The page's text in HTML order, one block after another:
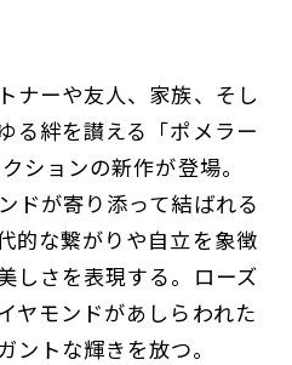
ナーや友人、家族、そし
る絆を讃える「ポメラー
ションの新作が登場。
ドが寄り添って結ばれる
的な繋がりや自立を象徴
しさを表現する。ローズ
ヤモンドがあしらわれた
ントな輝きを放つ。